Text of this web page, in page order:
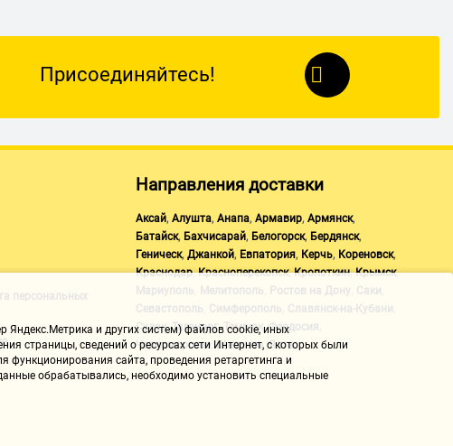
Присоединяйтесь!
персональных
Направления доставки
Аксай, Алушта, Анапа, Армавир, Армянск,
Батайск, Бахчисарай, Белогорск, Бердянск,
Геническ, Джанкой, Евпатория, Керчь, Кореновск,
Краснодар,Красноперекопск,Кропоткин,Крымск,
Мариуполь Мелитополь Ростов на Дону Саки
Севастополь Симферополь Славянск-на-Кубани
Судак,Таганрог,Темрюк,Феодосия
Черноморское ,Щелкино,Ялта
Яндекс.Метрика и других систем) файлов cookie, иных
страницы, сведений о ресурсах сети Интернет, с которых были
сайта, проведения ретаргетинга и
обрабатывались, необходимо установить специальные